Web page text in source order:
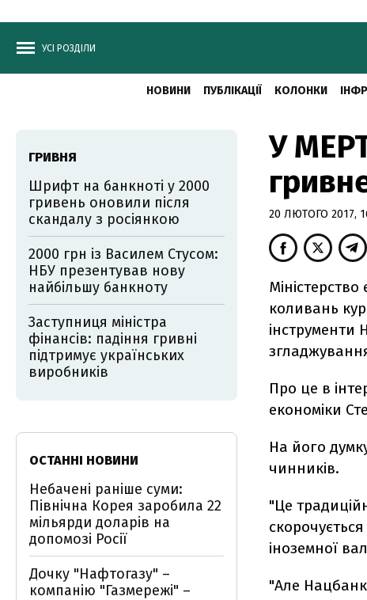
УСІ РОЗДІЛИ
НОВИНИ ПУБЛІКАЦІЇ КОЛОНКИ
У
20 ЛЮТОГО 2017,
коливань
інструменти
Про це в
економіки
На його
чинників.
"Це
іноземної
"Але Нацбанк
ГРИВНЯ
Шрифт на банкноті у 2000
гривень оновили після
скандалу з росіянкою
2000 грн із Василем Стусом:
НБУ презентував нову
найбільшу банкноту
Заступниця міністра
фінансів: падіння гривні
підтримує українських
виробників
ОСТАННІ НОВИНИ
Небачені раніше суми:
Північна Корея заробила 22
мільярди доларів на
допомозі Росії
Дочку "Нафтогазу" –
компанію "Газмережі" –